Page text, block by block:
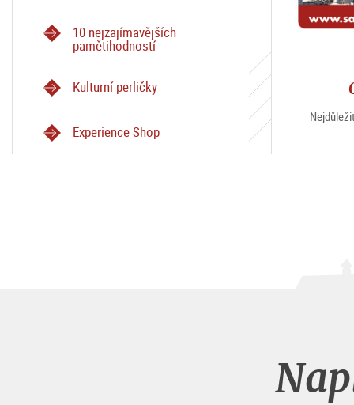
10 nejzajímavějších
pamětihodností
Kulturní perličky
Experience Shop